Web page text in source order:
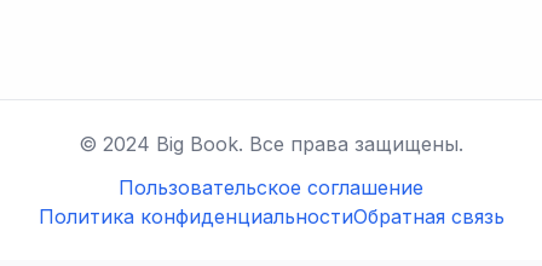
© 2024 Big Book. Все права защищены.
Пользовательское соглашение
Политика конфиденциальностиОбратная связь